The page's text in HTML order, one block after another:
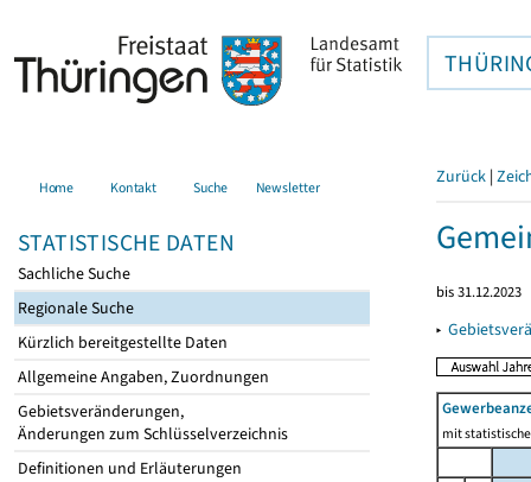
Home Kontakt Suche Newsletter
STATISTISCHE DATEN
Sachliche Suche
Regionale Suche
Kürzlich bereitgestellte Daten
Allgemeine Angaben, Zuordnungen
Gebietsveränderungen,
Änderungen zum Schlüsselverzeichnis
Definitionen und Erläuterungen
Zurück |
bis 31.12.2023
▸
mit